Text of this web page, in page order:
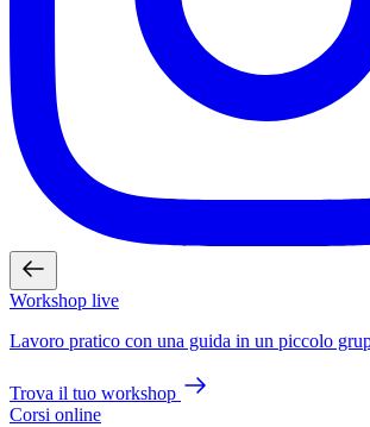
Workshop live
Lavoro pratico con una guida in un piccolo
Trova il tuo workshop
Corsi online